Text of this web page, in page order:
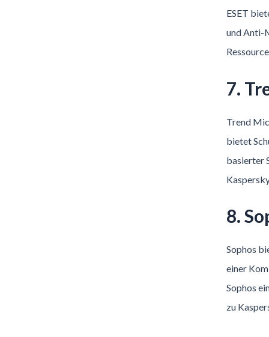
ESET
und Anti-
7.
Trend
bietet
basierter
8.
Sophos
einer
Sophos
zu